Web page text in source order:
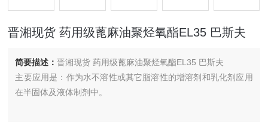
晋湘现货 药用级蓖麻油聚烃氧酯EL35 巴斯夫
简要描述：晋湘现货 药用级蓖麻油聚烃氧酯EL35 巴斯夫
主要应用是：作为水不溶性或其它脂溶性的增溶剂和乳化剂应用
在半固体及液体制剂中。